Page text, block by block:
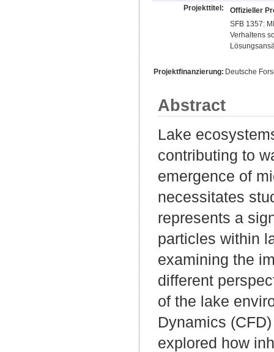
Projekttitel:
Offizieller
SFB 1357:
Verhaltens
Projektfinanzierung: Deutsche
Abstract
Lake
contributing to
emergence of
necessitates
represents a
particles within
examining the
different
of the lake
Dynamics
explored how